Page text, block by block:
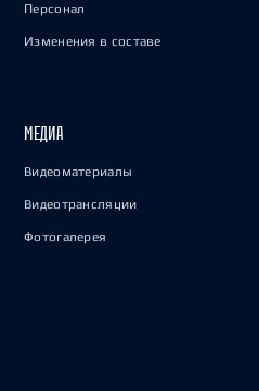
Персонал
Изменения в составе
МЕДИА
Видеоматериалы
Видеотрансляции
Фотогалерея